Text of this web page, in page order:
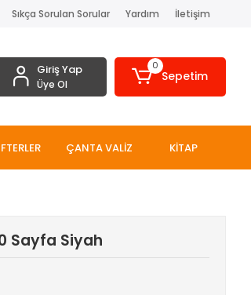
Sıkça Sorulan Sorular Yardım İletişim
Giriş Yap
Üye Ol
0
Sepetim
ÇANTA VALİZ KİTAP
Sayfa Siyah